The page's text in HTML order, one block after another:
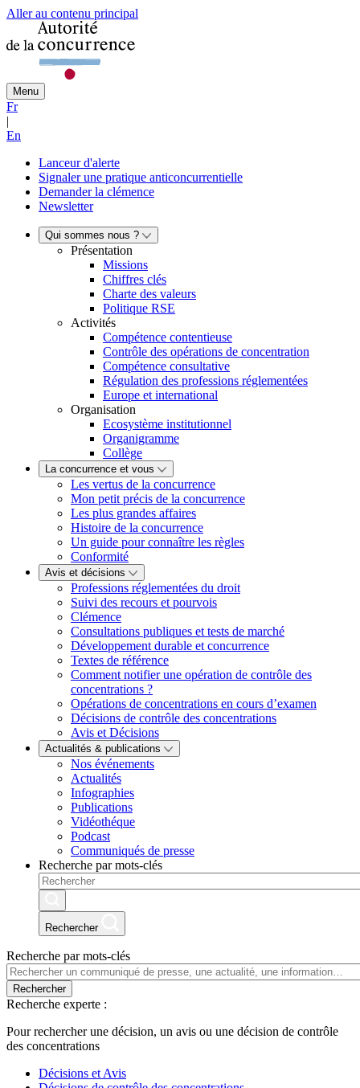
Aller au contenu principal
Menu
Fr
|
En
Lanceur d'alerte
Signaler une pratique anticoncurrentielle
Demander la clémence
Newsletter
Qui sommes nous ?
Présentation
Missions
Chiffres clés
Charte des valeurs
Politique RSE
Activités
Compétence contentieuse
Contrôle des opérations de concentration
Compétence consultative
Régulation des professions réglementées
Europe et international
Organisation
Ecosystème institutionnel
Organigramme
Collège
La concurrence et vous
Les vertus de la concurrence
Mon petit précis de la concurrence
Les plus grandes affaires
Histoire de la concurrence
Un guide pour connaître les règles
Conformité
Avis et décisions
Professions réglementées du droit
Suivi des recours et pourvois
Clémence
Consultations publiques et tests de marché
Développement durable et concurrence
Textes de référence
Comment notifier une opération de contrôle des
concentrations ?
Opérations de concentrations en cours d’examen
Décisions de contrôle des concentrations
Avis et Décisions
Actualités & publications
Nos événements
Actualités
Infographies
Publications
Vidéothéque
Podcast
Communiqués de presse
Recherche par mots-clés
Rechercher
Recherche par mots-clés
Rechercher
Recherche experte :
Pour rechercher une décision, un avis ou une décision de contrôle
des concentrations
Décisions et Avis